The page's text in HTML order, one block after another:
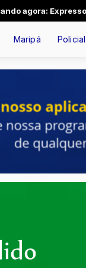
gospel - Parte
Maripá Policial